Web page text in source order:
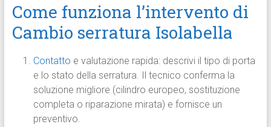
Come funziona l’intervento di
Cambio serratura Isolabella
Contatto e valuta­zione rapida: descrivi il tipo di porta
e lo stato della serratura. Il tecnico conferma la
soluzione migliore (cilindro europeo, sostituzione
completa o riparazione mirata) e fornisce un
preventivo.